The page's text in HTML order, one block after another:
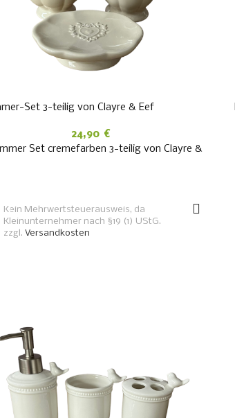
Set 3-teilig von Clayre & Eef
24,90 €
Set cremefarben 3-teilig von Clayre &
Kein Mehrwertsteuerausweis, da
Kleinunternehmer nach §19 (1) UStG.
zzgl.Versandkosten